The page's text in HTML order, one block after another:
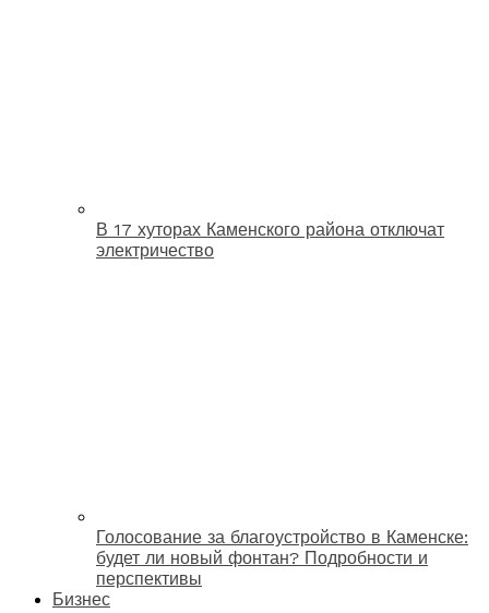
В 17 хуторах Каменского района отключат
электричество
Голосование за благоустройство в Каменске:
будет ли новый фонтан? Подробности и
перспективы
Бизнес